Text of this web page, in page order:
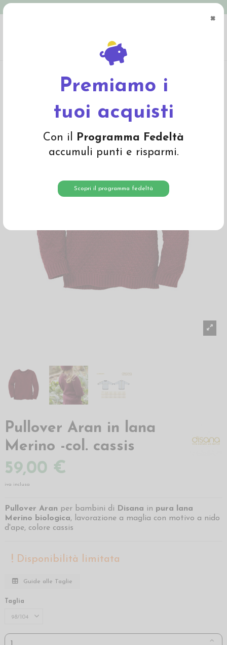
×
Premiamo i
tuoi acquisti
Con il Programma Fedeltà
accumuli punti e risparmi.
Scopri il programma fedeltà
Aran in lana Merino -col. cassis
Pullover Aran in lana
Merino -col. cassis
59,00 €
iva inclusa
Pullover Aran per bambini di Disana in pura lana
Merino biologica, lavorazione a maglia con motivo a nido
d'ape, colore cassis
Disponibilità limitata
Guide alle Taglie
Taglia